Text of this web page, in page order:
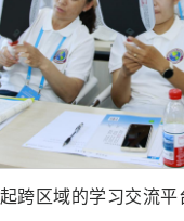
跨区域的学习交流